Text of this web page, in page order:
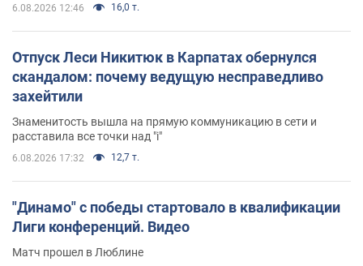
6.08.2026 12:46 16,0 т.
Отпуск Леси Никитюк в Карпатах обернулся
скандалом: почему ведущую несправедливо
захейтили
Знаменитость вышла на прямую коммуникацию в сети и
расставила все точки над "i"
6.08.2026 17:32 12,7 т.
"Динамо" с победы стартовало в квалификации
Лиги конференций. Видео
Матч прошел в Люблине